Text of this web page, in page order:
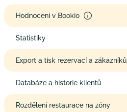
Hodnocení v Bookio
Statistiky
Export a tisk rezervací a zákazníků
Databáze a historie klientů
Rozdělení restaurace na zóny